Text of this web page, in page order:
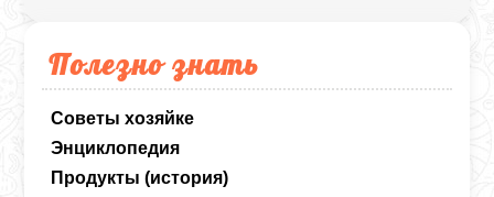
Полезно знать
Советы хозяйке
Энциклопедия
Продукты (история)